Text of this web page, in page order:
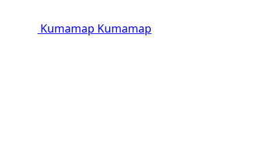
Kumamap Kumamap